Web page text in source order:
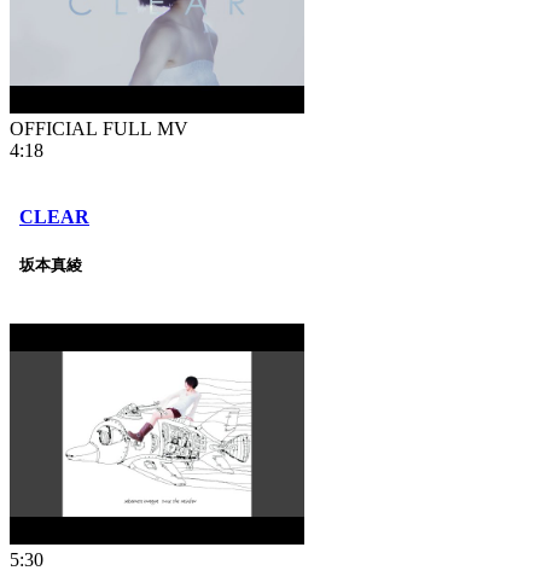
OFFICIAL FULL MV
4:18
CLEAR
坂本真綾
5:30